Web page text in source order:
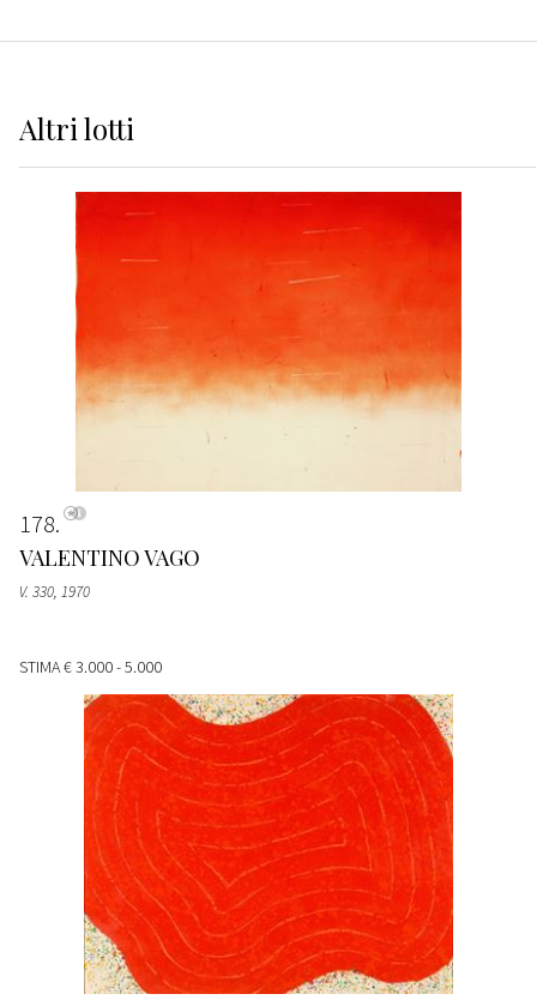
Altrilotti
178
VALENTINO VAGO
V. 330, 1970
STIMA€ 3.000 - 5.000